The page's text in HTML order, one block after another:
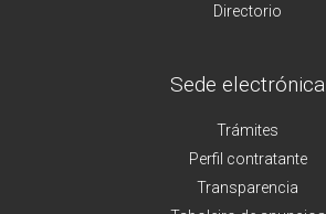
Directorio
Sede electrónica
Trámites
Perfil contratante
Transparencia